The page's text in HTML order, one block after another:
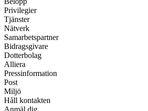
Privilegier
Tjänster
Nätverk
Samarbetspartner
Bidragsgivare
Dotterbolag
Alliera
Pressinformation
Post
Miljö
Håll kontakten